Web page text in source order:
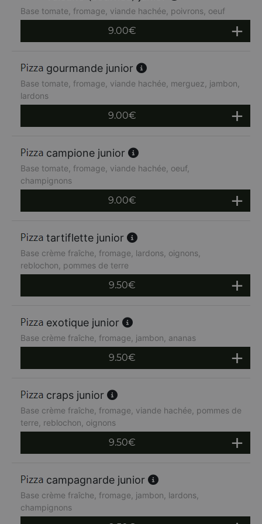
Base tomate, fromage, viande hachée, poivrons, oeuf
9.00€
gourmande junior
Base tomate, fromage, viande hachée, merguez, jambon,
lardons
9.00€
campione junior
Base tomate, fromage, viande hachée, oeuf,
champignons
9.00€
tartiflette junior
Base crème fraîche, fromage, lardons, oignons,
reblochon, pommes de terre
9.50€
exotique junior
Base crème fraîche, fromage, jambon, ananas
9.50€
craps junior
Base crème fraîche, fromage, viande hachée, pommes de
terre, reblochon, oignons
9.50€
campagnarde junior
Base crème fraîche, fromage, jambon, lardons,
champignons